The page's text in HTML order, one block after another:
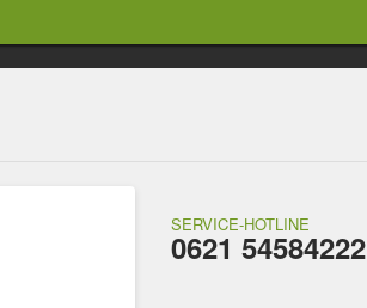
SERVICE-HOTLINE
0621 54584222